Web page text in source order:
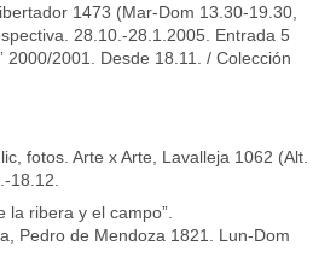
1473 (Mar-Dom 13.30-19.30,
28.10.-28.1.2005. Entrada 5
2000/2001. Desde 18.11. / Colección
fotos. Arte x Arte, Lavalleja 1062 (Alt.
18.12.
la ribera y el campo”.
Pedro de Mendoza 1821. Lun-Dom